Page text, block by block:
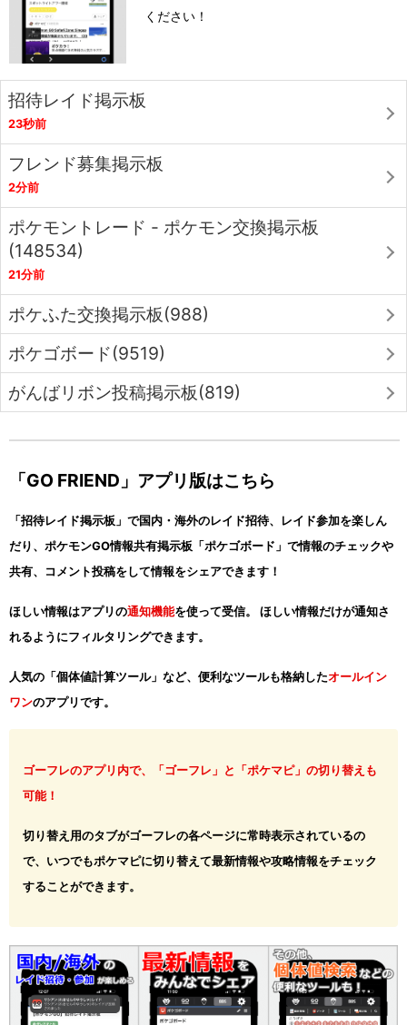
ください！
招待レイド掲示板
23秒前
フレンド募集掲示板
2分前
ポケモントレード - ポケモン交換掲示板
(148534)
21分前
ポケふた交換掲示板(988)
ポケゴボード(9519)
がんばリボン投稿掲示板(819)
「GO FRIEND」アプリ版はこちら
「招待レイド掲示板」で国内・海外のレイド招待、レイド参加を楽しん
だり、ポケモンGO情報共有掲示板「ポケゴボード」で情報のチェックや
共有、コメント投稿をして情報をシェアできます！
ほしい情報はアプリの通知機能を使って受信。 ほしい情報だけが通知さ
れるようにフィルタリングできます。
人気の「個体値計算ツール」など、便利なツールも格納したオールイン
ワンのアプリです。
ゴーフレのアプリ内で、「ゴーフレ」と「ポケマピ」の切り替えも
可能！
切り替え用のタブがゴーフレの各ページに常時表示されているの
で、いつでもポケマピに切り替えて最新情報や攻略情報をチェック
することができます。